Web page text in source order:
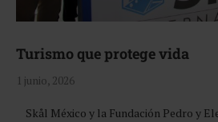
Turismo que protege vida
1 junio, 2026
Skål México y la Fundación Pedro y